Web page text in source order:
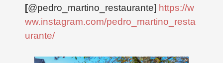
[@pedro_martino_restaurante] https://w
ww.instagram.com/pedro_martino_resta
urante/